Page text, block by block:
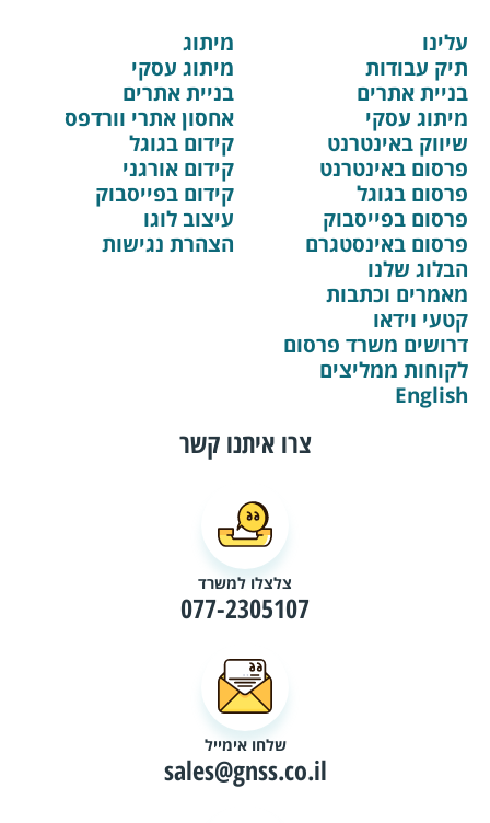
עלינו
תיק עבודות
בניית אתרים
מיתוג עסקי
שיווק באינטרנט
פרסום באינטרנט
פרסום בגוגל
פרסום בפייסבוק
פרסום באינסטגרם
הבלוג שלנו
מאמרים וכתבות
קטעי וידאו
דרושים משרד פרסום
לקוחות ממליצים
English
מיתוג
מיתוג עסקי
בניית אתרים
אחסון אתרי וורדפס
קידום בגוגל
קידום אורגני
קידום בפייסבוק
עיצוב לוגו
הצהרת נגישות
צרו איתנו קשר
צלצלו למשרד
077-2305107
שלחו אימייל
sales@gnss.co.il